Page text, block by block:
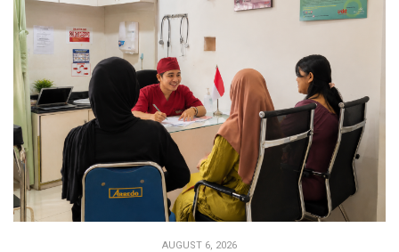
AUGUST 6, 2026